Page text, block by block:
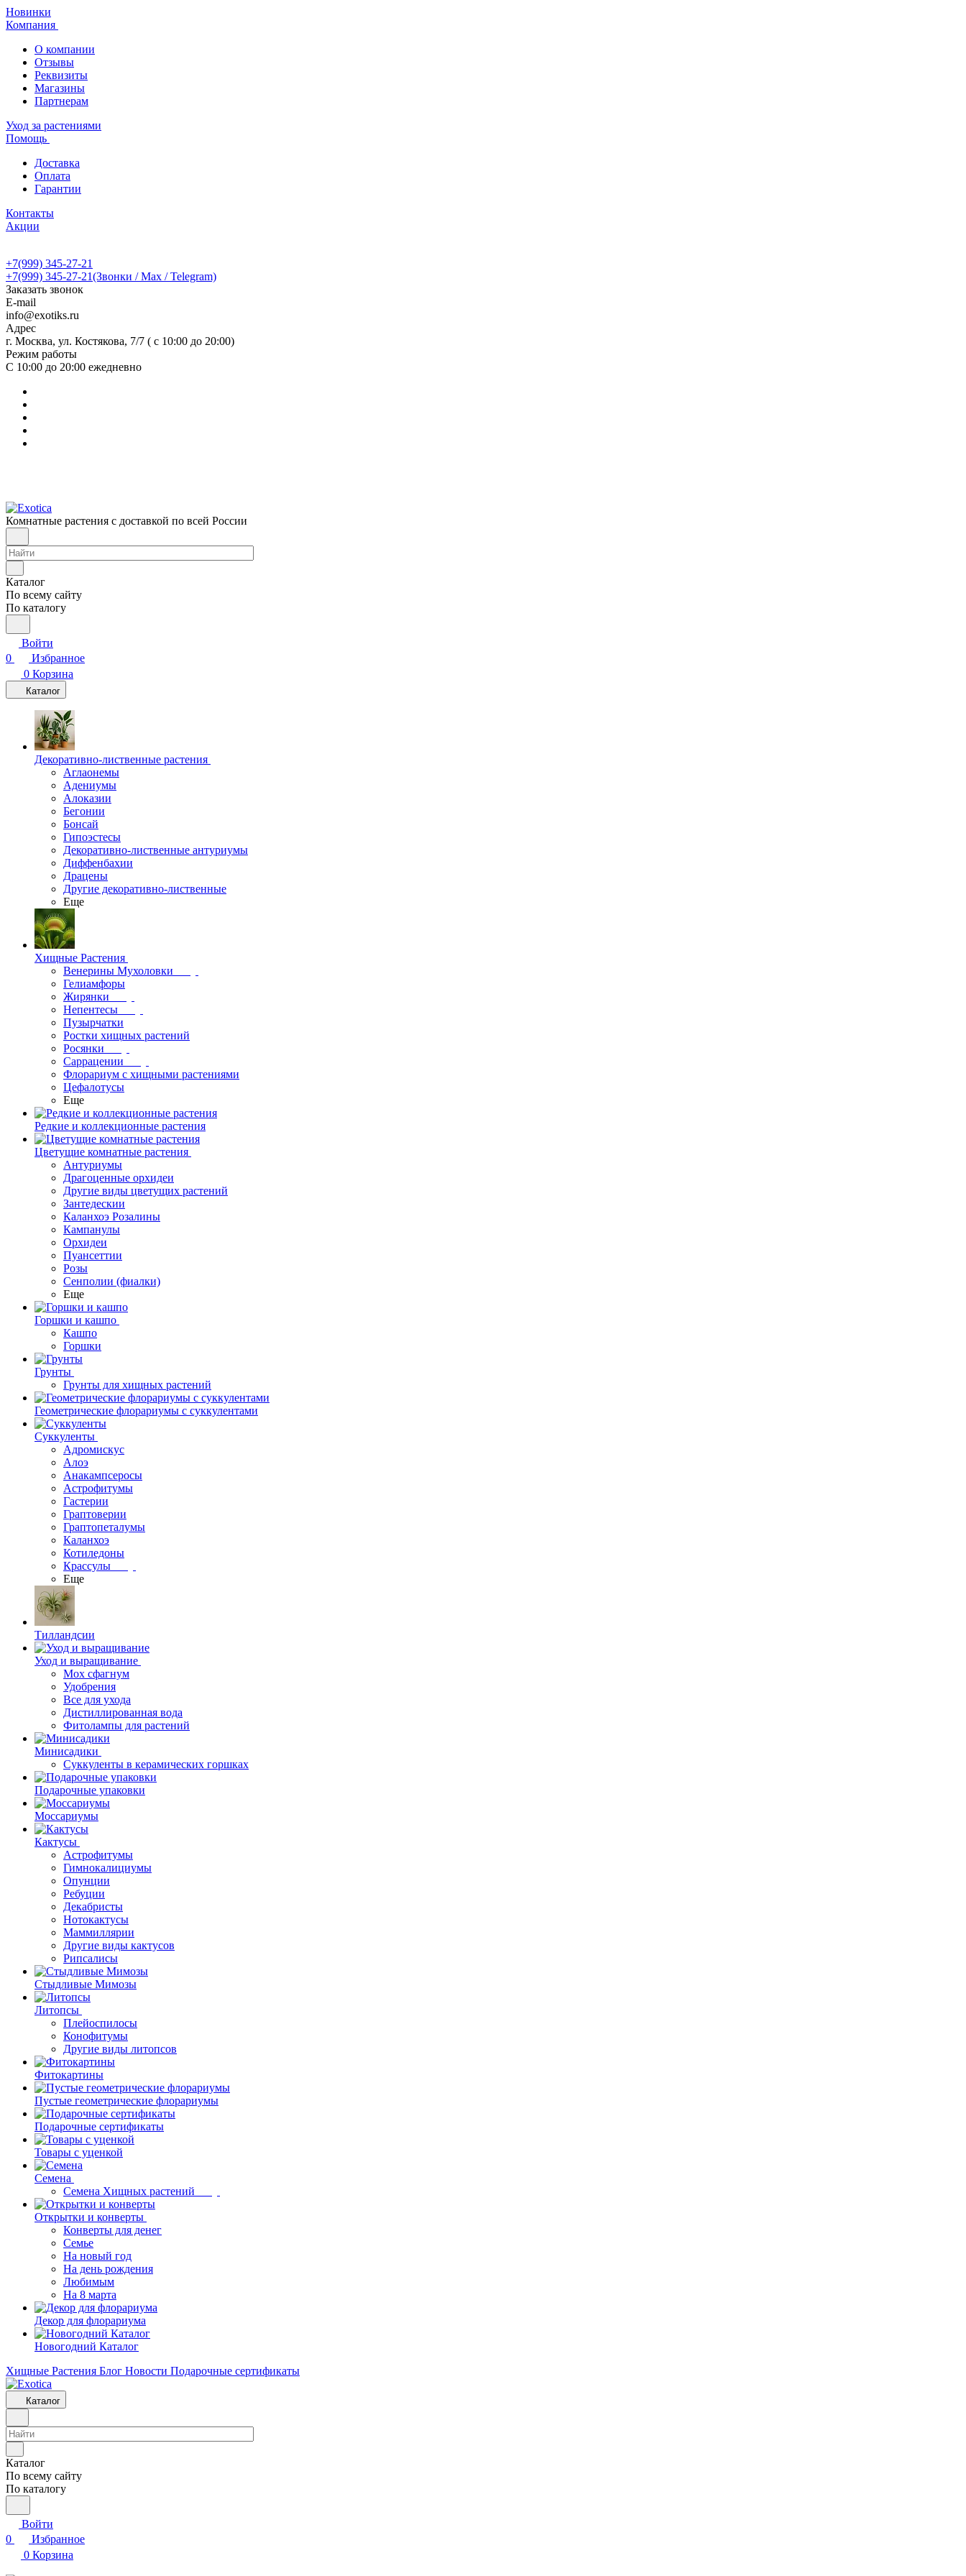
Новинки
Компания
О компании
Отзывы
Реквизиты
Магазины
Партнерам
Уход за растениями
Помощь
Доставка
Оплата
Гарантии
Контакты
Акции
+7(999) 345-27-21
+7(999) 345-27-21(Звонки / Max / Telegram)
Заказать звонок
E-mail
info@exotiks.ru
Адрес
г. Москва, ул. Костякова, 7/7 ( с 10:00 до 20:00)
Режим работы
С 10:00 до 20:00 ежедневно
Комнатные растения с доставкой по всей России
Каталог
По всему сайту
По каталогу
Войти
0
Избранное
0 Корзина
Каталог
Декоративно-лиственные растения
Аглаонемы
Адениумы
Алоказии
Бегонии
Бонсай
Гипоэстесы
Декоративно-лиственные антуриумы
Диффенбахии
Драцены
Другие декоративно-лиственные
Еще
Хищные Растения
Венерины Мухоловки
Гелиамфоры
Жирянки
Непентесы
Пузырчатки
Ростки хищных растений
Росянки
Саррацении
Флорариум с хищными растениями
Цефалотусы
Еще
Редкие и коллекционные растения
Цветущие комнатные растения
Антуриумы
Драгоценные орхидеи
Другие виды цветущих растений
Зантедескии
Каланхоэ Розалины
Кампанулы
Орхидеи
Пуансеттии
Розы
Сенполии (фиалки)
Еще
Горшки и кашпо
Кашпо
Горшки
Грунты
Грунты для хищных растений
Геометрические флорариумы с суккулентами
Суккуленты
Адромискус
Алоэ
Анакампсеросы
Астрофитумы
Гастерии
Граптоверии
Граптопеталумы
Каланхоэ
Котиледоны
Крассулы
Еще
Тилландсии
Уход и выращивание
Мох сфагнум
Удобрения
Все для ухода
Дистиллированная вода
Фитолампы для растений
Минисадики
Суккуленты в керамических горшках
Подарочные упаковки
Моссариумы
Кактусы
Астрофитумы
Гимнокалициумы
Опунции
Ребуции
Декабристы
Нотокактусы
Маммиллярии
Другие виды кактусов
Рипсалисы
Стыдливые Мимозы
Литопсы
Плейоспилосы
Конофитумы
Другие виды литопсов
Фитокартины
Пустые геометрические флорариумы
Подарочные сертификаты
Товары с уценкой
Семена
Семена Хищных растений
Открытки и конверты
Конверты для денег
Семье
На новый год
На день рождения
Любимым
На 8 марта
Декор для флорариума
Новогодний Каталог
Хищные Растения Блог Новости Подарочные сертификаты
Каталог
Каталог
По всему сайту
По каталогу
Войти
0
Избранное
0 Корзина